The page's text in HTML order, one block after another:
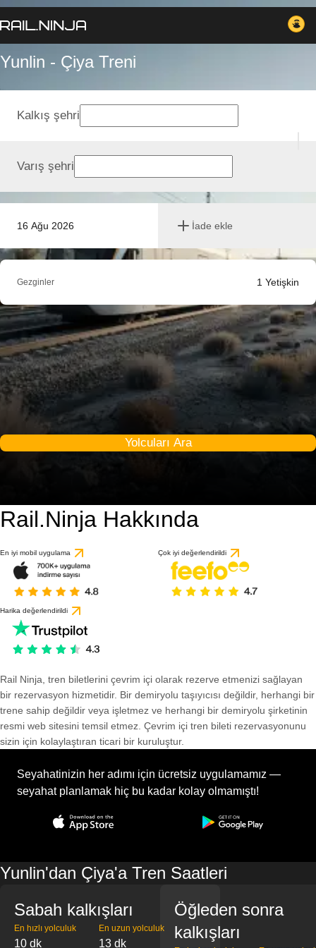
Yunlin - Çiya Treni
16 Ağu 2026 İade ekle
Kalkış şehri
Varış şehri
Gezginler 1 Yetişkin
Yolcuları Ara
Rail.Ninja Hakkında
En iyi mobil uygulama Çok iyi değerlendirildi
Harika değerlendirildi
Rail Ninja, tren biletlerini çevrim içi olarak rezerve etmenizi sağlayan
bir rezervasyon hizmetidir. Bir demiryolu taşıyıcısı değildir, herhangi bir
trene sahip değildir veya işletmez ve herhangi bir demiryolu şirketinin
resmi web sitesini temsil etmez. Çevrim içi tren bileti rezervasyonunu
sizin için kolaylaştıran ticari bir kuruluştur.
Seyahatinizin her adımı için ücretsiz uygulamamız —
seyahat planlamak hiç bu kadar kolay olmamıştı!
Yunlin'dan Çiya'a Tren Saatleri
Sabah kalkışları
En hızlı yolculuk
10 dk
En uzun yolculuk
13 dk
Öğleden sonra
kalkışları